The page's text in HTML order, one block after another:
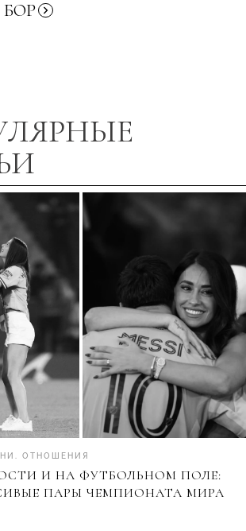
БОР
ОТНОШЕНИЯ
И НА ФУТБОЛЬНОМ ПОЛЕ:
ПАРЫ ЧЕМПИОНАТА МИРА